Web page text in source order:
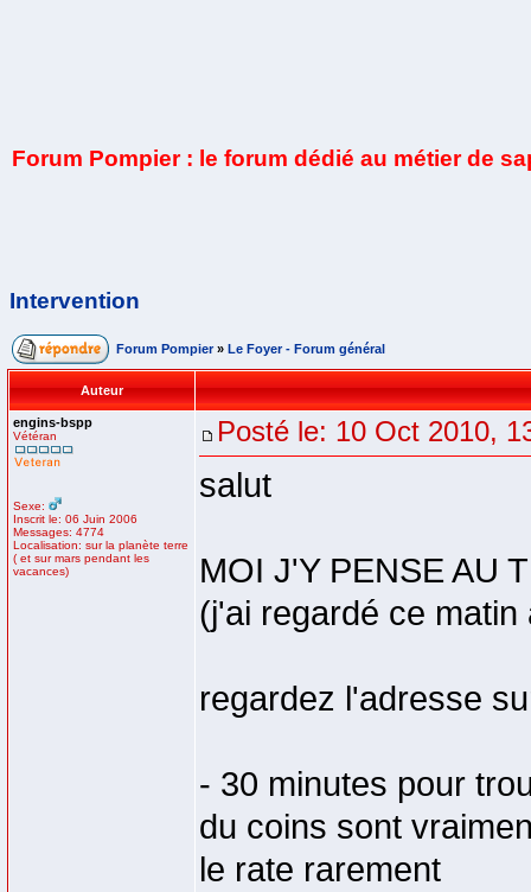
Forum Pompier : le forum dédié au métier de
Intervention
Forum Pompier » Le Foyer - Forum général
Auteur
engins-bspp
Vétéran
Sexe:
Inscrit le: 06 Juin 2006
Messages: 4774
Localisation: sur la planète terre
( et sur mars pendant les
vacances)
Posté le: 10 Oct 2010,
salut
MOI J'Y PENSE AU
(j'ai regardé ce
regardez l'adresse
- 30 minutes pour
du coins sont
le rate rarement